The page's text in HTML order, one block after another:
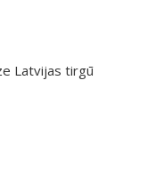
Latvijas tirgū